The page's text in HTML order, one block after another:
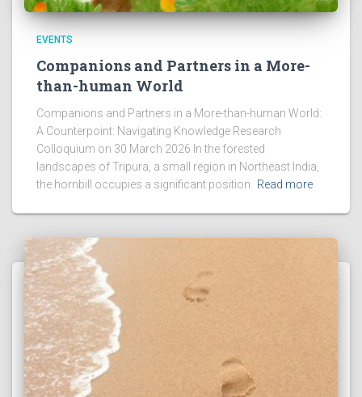
EVENTS
Companions and Partners in a More-
than-human World
Companions and Partners in a More-than-human World:
A Counterpoint: Navigating Knowledge Research
Colloquium on 30 March 2026 In the forested
landscapes of Tripura, a small region in Northeast India,
the hornbill occupies a significant position.
Read more